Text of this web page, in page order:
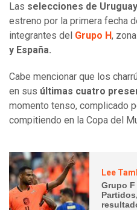
Las selecciones de
estreno por la primera fecha
integrantes del Grupo H,
y España.
Cabe mencionar que los
en sus últimas cuatro
momento tenso, complicado
compitiendo en la Copa del
Lee
Grupo